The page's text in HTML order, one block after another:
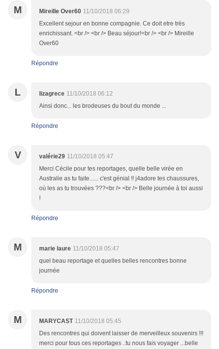
M Mireille Over60 11/10/2018 06:29
Excellent sejour en bonne compagnie. Ce doit etre très
enrichissant. <br /> <br /> Beau séjour!<br /> <br /> Mireille
Over60
Répondre
L lizagrece 11/10/2018 06:12
Ainsi donc... les brodeuses du bout du monde ...
Répondre
V valérie29 11/10/2018 05:47
Merci Cécile pour tes reportages, quelle belle virée en
Australie as tu faite...... c'est génial !! j4adore tes chaussures,
où les as tu trouvées ???<br /> <br /> Belle journée à toi aussi
!
Répondre
M marie laure 11/10/2018 05:47
quel beau reportage et quelles belles rencontres bonne
journée
Répondre
M MARYCAST 11/10/2018 05:45
Des rencontres qui doivent laisser de merveilleux souvenirs !!!
merci pour tous ces reportages ..tu nous fais voyager ...belle